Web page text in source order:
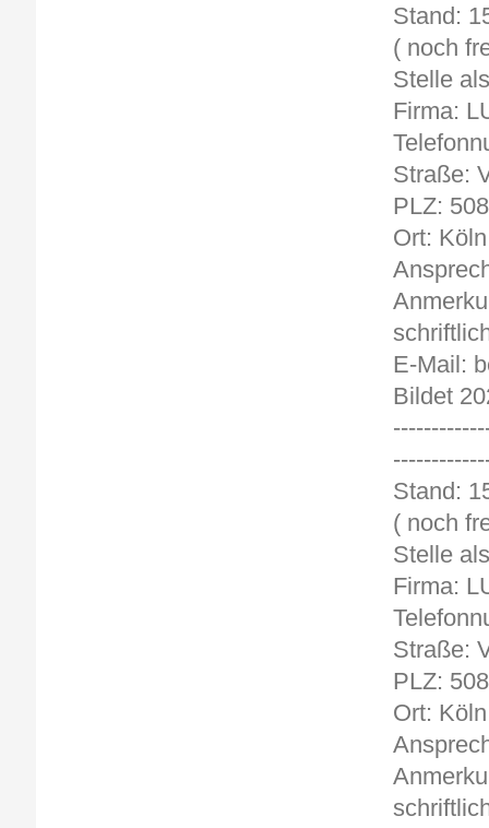
( noch
Stelle
Firma:
Straße:
PLZ:
Ort: Köln
E-Mail:
Bildet
( noch
Stelle
Firma:
Straße:
PLZ:
Ort: Köln